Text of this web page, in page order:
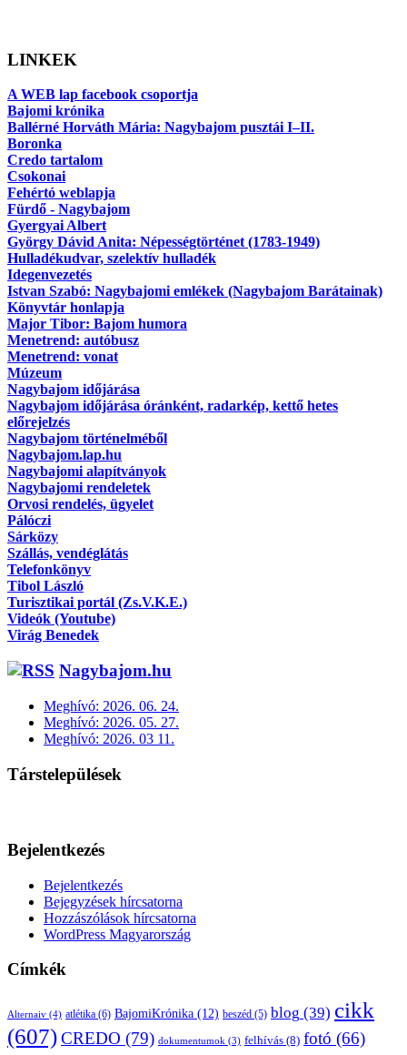
LINKEK
A WEB lap facebook csoportja
Bajomi krónika
Ballérné Horváth Mária: Nagybajom pusztái I–II.
Boronka
Credo tartalom
Csokonai
Fehértó weblapja
Fürdő - Nagybajom
Gyergyai Albert
György Dávid Anita: Népességtörténet (1783-1949)
Hulladékudvar, szelektív hulladék
Idegenvezetés
Istvan Szabó: Nagybajomi emlékek (Nagybajom Barátainak)
Könyvtár honlapja
Major Tibor: Bajom humora
Menetrend: autóbusz
Menetrend: vonat
Múzeum
Nagybajom időjárása
Nagybajom időjárása óránként, radarkép, kettő hetes
előrejelzés
Nagybajom történelméből
Nagybajom.lap.hu
Nagybajomi alapítványok
Nagybajomi rendeletek
Orvosi rendelés, ügyelet
Pálóczi
Sárközy
Szállás, vendéglátás
Telefonkönyv
Tibol László
Turisztikai portál (Zs.V.K.E.)
Videók (Youtube)
Virág Benedek
Nagybajom.hu
Meghívó: 2026. 06. 24.
Meghívó: 2026. 05. 27.
Meghívó: 2026. 03 11.
Társtelepülések
Bejelentkezés
Bejelentkezés
Bejegyzések hírcsatorna
Hozzászólások hírcsatorna
WordPress Magyarország
Címkék
Alternaiv (4) atlétika (6) BajomiKrónika (12) beszéd (5) blog (39) cikk
(607)CREDO (79) dokumentumok (3) felhívás (8) fotó (66)